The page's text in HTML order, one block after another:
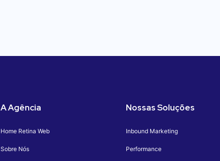
A Agência
Home Retina Web
Sobre Nós
Nossas Soluções
Inbound Marketing
Performance